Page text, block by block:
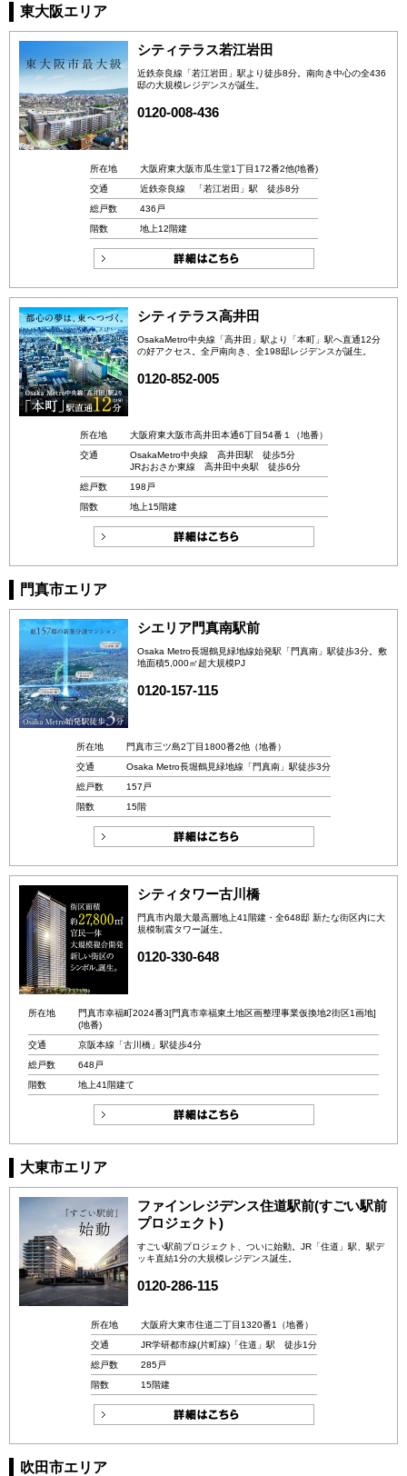
東大阪エリア
シティテラス若江岩田
近鉄奈良線「若江岩田」駅より徒歩8分。南向き中心の全436
邸の大規模レジデンスが誕生。
0120-008-436
所在地
大阪府東大阪市瓜生堂1丁目172番2他(地番)
交通
近鉄奈良線 「若江岩田」駅 徒歩8分
総戸数
436戸
階数
地上12階建
シティテラス高井田
OsakaMetro中央線「高井田」駅より「本町」駅へ直通12分
の好アクセス。全戸南向き、全198邸レジデンスが誕生。
0120-852-005
所在地
大阪府東大阪市高井田本通6丁目54番１（地番）
交通
OsakaMetro中央線 高井田駅 徒歩5分
JRおおさか東線 高井田中央駅 徒歩6分
総戸数
198戸
階数
地上15階建
門真市エリア
シエリア門真南駅前
Osaka Metro長堀鶴見緑地線始発駅「門真南」駅徒歩3分。敷
地面積5,000㎡超大規模PJ
0120-157-115
所在地
門真市三ツ島2丁目1800番2他（地番）
交通
Osaka Metro長堀鶴見緑地線「門真南」駅徒歩3分
総戸数
157戸
階数
15階
シティタワー古川橋
門真市内最大最高層地上41階建・全648邸 新たな街区内に大
規模制震タワー誕生。
0120-330-648
所在地
門真市幸福町2024番3[門真市幸福東土地区画整理事業仮換地2街区1画地]
(地番)
交通
京阪本線「古川橋」駅徒歩4分
総戸数
648戸
階数
地上41階建て
大東市エリア
ファインレジデンス住道駅前(すごい駅前
プロジェクト)
すごい駅前プロジェクト、ついに始動。JR「住道」駅、駅デ
ッキ直結1分の大規模レジデンス誕生。
0120-286-115
所在地
大阪府大東市住道二丁目1320番1（地番）
交通
JR学研都市線(片町線)「住道」駅 徒歩1分
総戸数
285戸
階数
15階建
吹田市エリア